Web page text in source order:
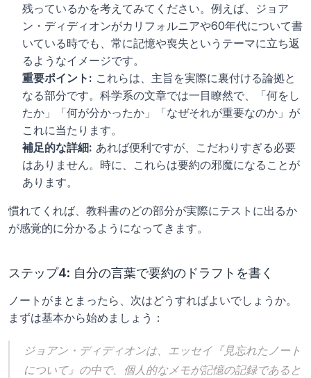
残っているかを考えてみてください。例えば、ジョア
ン・ディディオンがカリフォルニアや60年代について書
いている時でも、常に記憶や喪失というテーマに立ち返
るようなイメージです。
重要ポイント: これらは、主旨を実際に裏付ける論拠と
なる部分です。科学系の文章では一目瞭然で、「何をし
たか」「何が分かったか」「なぜそれが重要なのか」が
これに当たります。
補足的な詳細: あれば便利ですが、こだわりすぎる必要
はありません。時に、これらは要約の邪魔になることが
あります。
慣れてくれば、教科書のどの部分が実際にテストに出るか
が感覚的に分かるようになってきます。
ステップ4: 自分の言葉で要約のドラフトを書く
ノートがまとまったら、次はどうすればよいでしょうか。
まずは基本から始めましょう：
ジョアン・ディディオンは、エッセイ『見忘れたノート
について』の中で、個人的なメモが記憶の記録であると